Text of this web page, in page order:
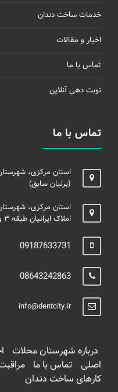
خدمات ساخت دندان
اخبار و مقالات
تماس با ما
نوبت دهی آنلاین
تماس با ما
استان مرکزی،
(برلیان سابق)
استان مرکزی،
املاک ایرانیان طبقه ۳ واحد مجاور مطب دکتر جلالی
09187633731
08643242863
info@dentcity.ir
درباره شهرستان محلات
اصلی تماس با ما
کارهای ساخت دندان